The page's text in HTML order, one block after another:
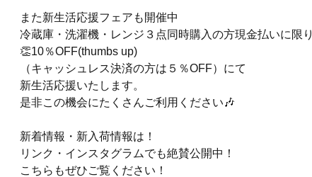
また新生活応援フェアも開催中
冷蔵庫・洗濯機・レンジ３点同時購入の方現金払いに限り
👏10％OFF(thumbs up)
（キャッシュレス決済の方は５％OFF）にて
新生活応援いたします。
是非この機会にたくさんご利用ください🎶
新着情報・新入荷情報は！
リンク・インスタグラムでも絶賛公開中！
こちらもぜひご覧ください！